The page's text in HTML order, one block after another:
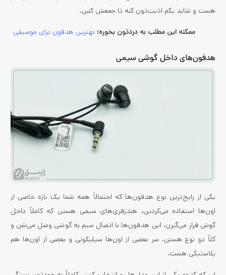
هست و شاید یکم اذیت‌تون کنه تا جمعش کنین.
ممکنه این مطلب به دردتون بخوره: بهترین هدفون برای موسیقی
هدفون‌های داخل گوشی سیمی
یکی از رایج‌ترین نوع هدفون‌ها که احتمالاً همه شما یک بازه خاصی از
اون‌ها استفاده می‌کردین، هندزفری‌های سیمی هستن که کاملاً داخل
گوش قرار می‌گیرن. این هدفون‌ها با اتصال سیم به گوشی وصل می‌شن و
کلاً دو نوع هستن. سر بعضی از اون‌ها سیلیکونی و بعضی از اون‌ها هم
پلاستیکی هست.